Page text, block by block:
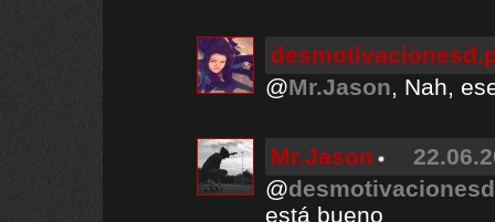
@Mr.Jason, Nah,
Mr.Jason
@
está bueno